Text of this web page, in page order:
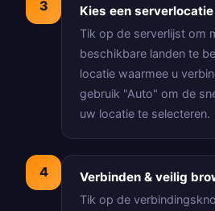
3 Kies een serverlocatie
Tik op de serverlijst om
beschikbare landen te
locatie waarmee u
gebruik "Auto" om de
uw locatie te selecteren.
4 Verbinden & veilig
Tik op de